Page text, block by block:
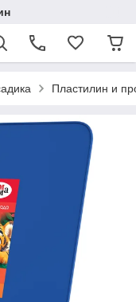
Пластилин и